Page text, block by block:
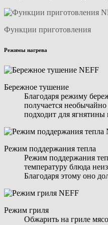
Функции приготовления
Режимы нагрева
Бережное тушение
Благодаря режиму
получается
подходит для ягнятины
Режим поддержания тепла
Режим поддержания
температуру блюда
Благодаря этому оно
Режим гриля
Обжарить на гриле